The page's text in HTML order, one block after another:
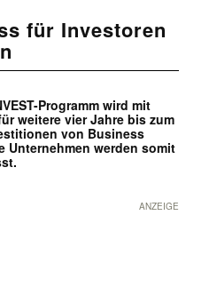
für Investoren
Programm wird mit
weitere vier Jahre bis zum
von Business
werden somit
ANZEIGE